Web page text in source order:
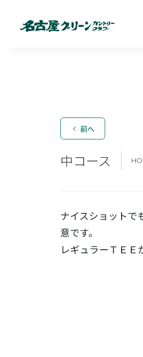
前へ
中コース
ナイスショットで
意です。
レギュラーＴＥＥ